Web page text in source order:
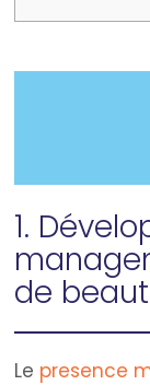
1.
de
Le presence